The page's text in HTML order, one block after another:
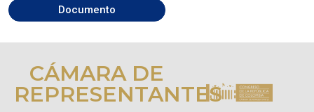
Documento
CÁMARA DE
REPRESENTANTES